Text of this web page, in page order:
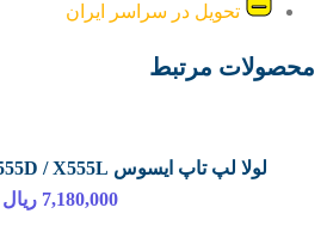
تحویل در سراسر ایران
محصولات مرتبط
افزودن به سبدلولا لپ تاپ ایسوس X555 / X555Q / X555D / X555L
7,180,000 ریال